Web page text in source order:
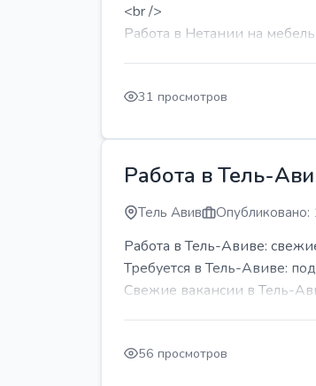
<br />
Работа в Нетании на
31 просмотров
Работа в Тель-
Тель Авив Опубликовано:
Работа в Тель-Авиве:
Требуется в Тель-Авиве:
Свежие вакансии в Тель-
56 просмотров